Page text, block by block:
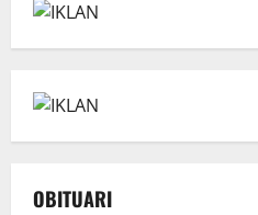
OBITUARI